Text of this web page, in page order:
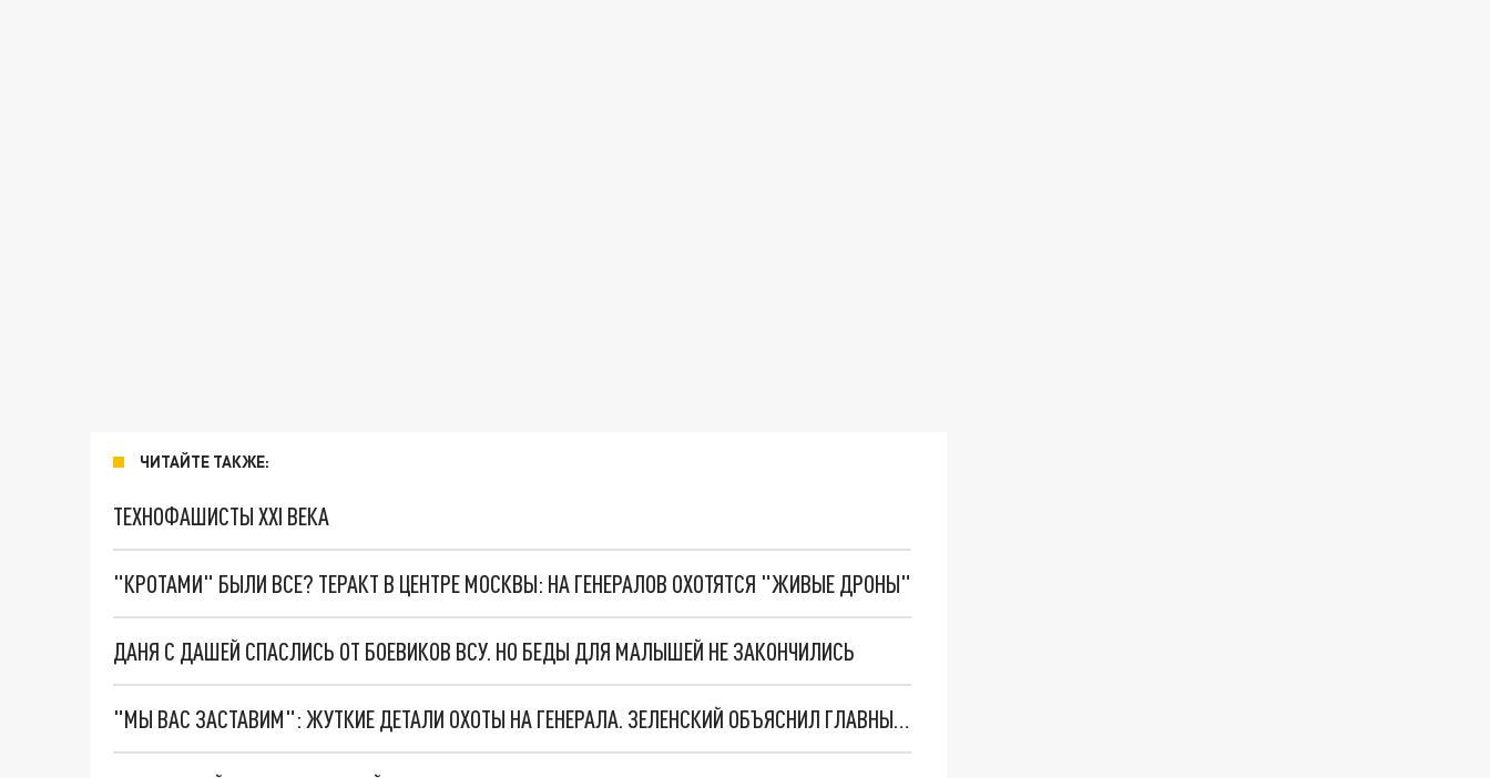
ЧИТАЙТЕ ТАКЖЕ:
ТЕХНОФАШИСТЫ XXI ВЕКА
"КРОТАМИ" БЫЛИ ВСЕ? ТЕРАКТ В ЦЕНТРЕ МОСКВЫ: НА ГЕНЕРАЛОВ ОХОТЯТСЯ "ЖИВЫЕ ДРОНЫ"
ДАНЯ С ДАШЕЙ СПАСЛИСЬ ОТ БОЕВИКОВ ВСУ. НО БЕДЫ ДЛЯ МАЛЫШЕЙ НЕ ЗАКОНЧИЛИСЬ
"МЫ ВАС ЗАСТАВИМ": ЖУТКИЕ ДЕТАЛИ ОХОТЫ НА ГЕНЕРАЛА. ЗЕЛЕНСКИЙ ОБЪЯСНИЛ ГЛАВНЫЙ СМЫСЛ ТЕРАКТА В ЦЕНТРЕ МОСКВЫ